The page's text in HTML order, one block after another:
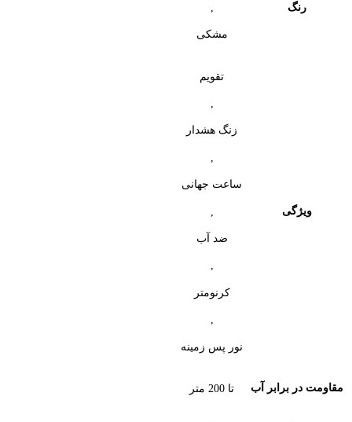
رنگ
مشکی
ویژگی
تقویم
زنگ هشدار
ساعت جهانی
ضد آب
,
کرنومتر
,
نور پس زمینه
مقاومت در برابر آب تا 200 متر